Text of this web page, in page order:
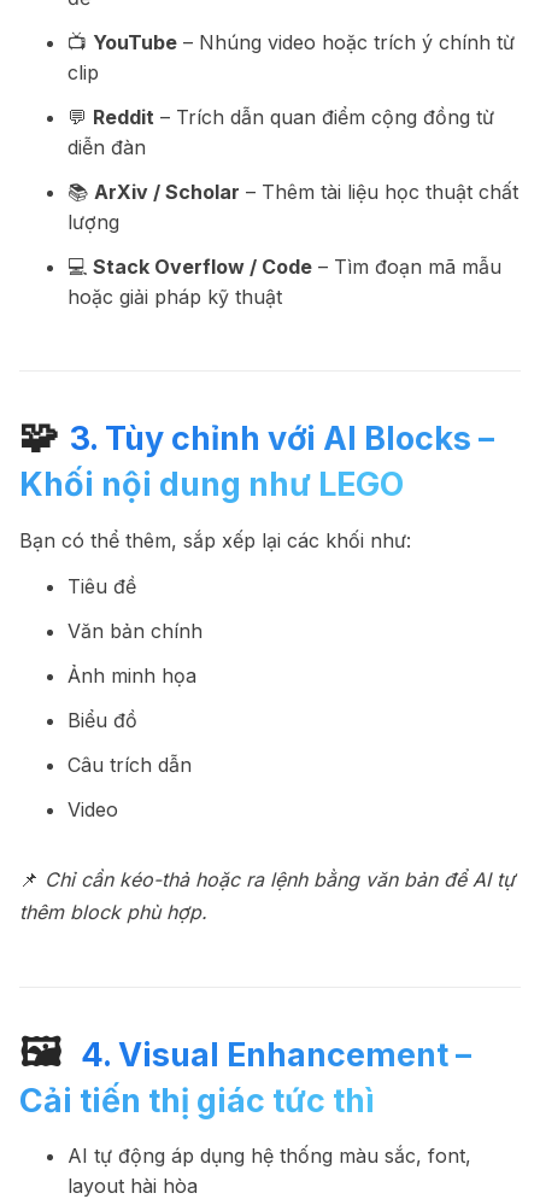
📺 YouTube – Nhúng video hoặc trích ý chính từ
clip
💬 Reddit – Trích dẫn quan điểm cộng đồng từ
diễn đàn
📚 ArXiv / Scholar – Thêm tài liệu học thuật chất
lượng
💻 Stack Overflow / Code – Tìm đoạn mã mẫu
hoặc giải pháp kỹ thuật
🧩 3. Tùy chỉnh với AI Blocks –
Khối nội dung như LEGO
Bạn có thể thêm, sắp xếp lại các khối như:
Tiêu đề
Văn bản chính
Ảnh minh họa
Biểu đồ
Câu trích dẫn
Video
📌 Chỉ cần kéo-thả hoặc ra lệnh bằng văn bản để AI tự
thêm block phù hợp.
🖼 ️ 4. Visual Enhancement –
Cải tiến thị giác tức thì
AI tự động áp dụng hệ thống màu sắc, font,
layout hài hòa